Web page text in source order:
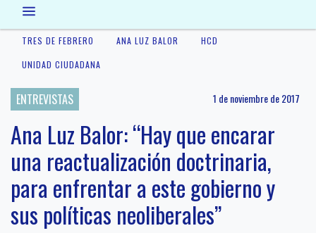
TRES DE FEBRERO ANA LUZ BALOR
HCD
UNIDAD CIUDADANA
ENTREVISTAS 1 de noviembre de 2017
Ana Luz Balor: “Hay que encarar
una reactualización doctrinaria,
para enfrentar a este gobierno y
sus políticas neoliberales”